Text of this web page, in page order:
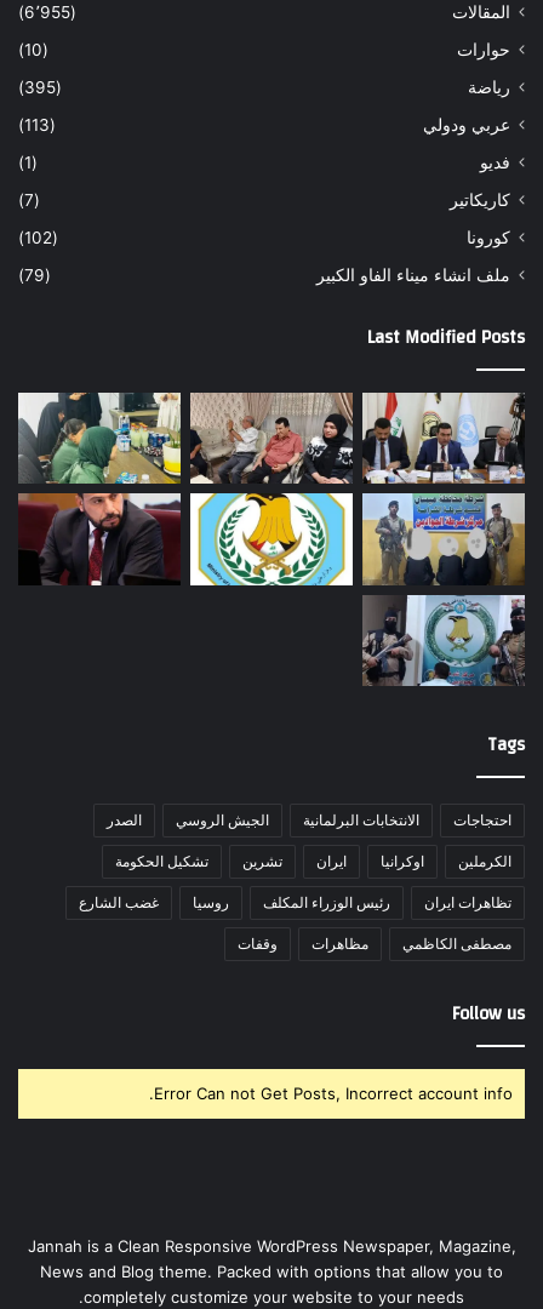
المقالات
(6٬955)
حوارات
(10)
رياضة
(395)
عربي ودولي
(113)
فديو
(1)
كاريكاتير
(7)
كورونا
(102)
ملف انشاء ميناء الفاو الكبير
(79)
Last Modified Posts
Tags
احتجاجات الانتخابات البرلمانية الجيش الروسي الصدر
الكرملين اوكرانيا ايران تشرين تشكيل الحكومة
تظاهرات ايران رئيس الوزراء المكلف روسيا غضب الشارع
مصطفى الكاظمي مظاهرات وقفات
Follow us
Error Can not Get Posts, Incorrect account info.
Jannah is a Clean Responsive WordPress Newspaper, Magazine,
News and Blog theme. Packed with options that allow you to
completely customize your website to your needs.